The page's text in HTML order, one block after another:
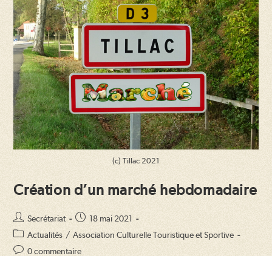
(c) Tillac 2021
Création d’un marché hebdomadaire
Auteur/autrice
de
Secrétariat
Publication
publiée :
18 mai 2021
Post
category:
Actualités / Association Culturelle Touristique et Sportive
Commentaires
0 commentaire